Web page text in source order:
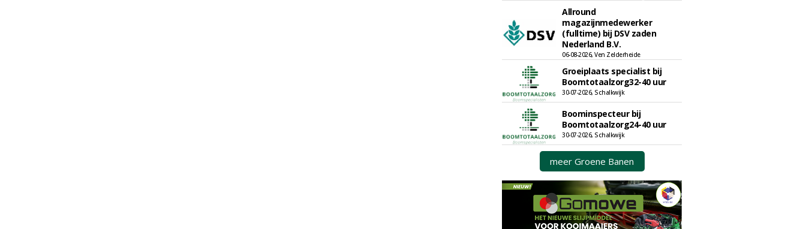
Allround
magazijnmedewerker
(fulltime) bij DSV zaden
Nederland B.V.
06-08-2026, Ven Zelderheide
Groeiplaats specialist bij
Boomtotaalzorg32-40 uur
30-07-2026, Schalkwijk
Boominspecteur bij
Boomtotaalzorg24-40 uur
30-07-2026, Schalkwijk
meer Groene Banen